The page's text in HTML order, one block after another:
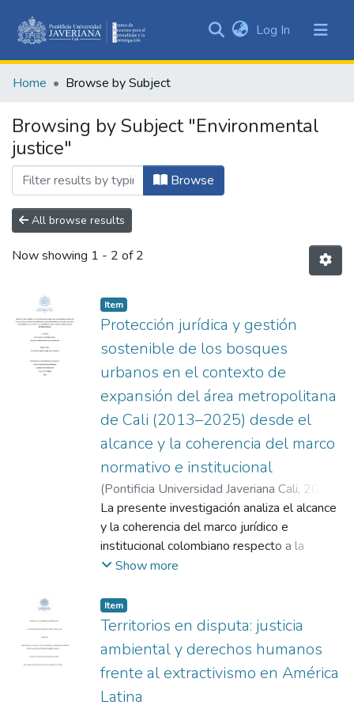
&
All of DSpace
Log In (current)
Home Browse by Subject
Browsing by Subject "Environmental
justice"
Browse
All browse results
Now showing 1 - 2 of 2
Item
Protección jurídica y gestión
sostenible de los bosques
urbanos en el contexto de
expansión del área metropolitana
de Cali (2013–2025) desde el
alcance y la coherencia del marco
normativo e institucional
(Pontificia Universidad Javeriana Cali, 2025
Gutiérrez Ríos, Ricardo;Moncada Burbano,
David Alfredo; Esquivel García, Claudia
Lorena
La presente investigación analiza el alcance
y la coherencia del marco jurídico e
institucional colombiano respecto a la
protección y gestión sostenible de los
estudio el proceso de expansión del área
metropolitana de Cali entre 2013 y 2025.
A partir de un enfoque de justicia ambiental,
se evaluaron las disposiciones
constitucionales, legales y de política
pública que inciden en la conservación de
Show more
Item
Territorios en disputa: justicia
ambiental y derechos humanos
frente al extractivismo en América
Latina